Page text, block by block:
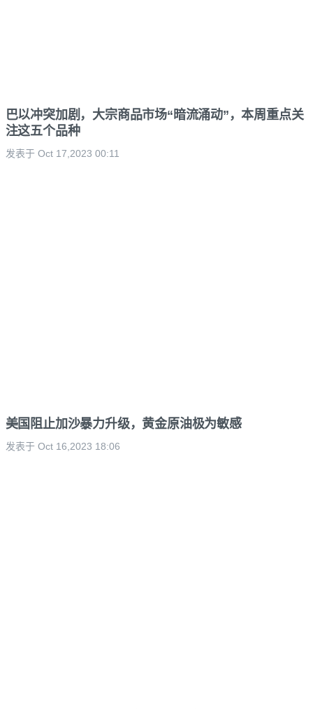
巴以冲突加剧，大宗商品市场“暗流涌动”，本周重点关
注这五个品种
发表于 Oct 17,2023 00:11
美国阻止加沙暴力升级，黄金原油极为敏感
发表于 Oct 16,2023 18:06